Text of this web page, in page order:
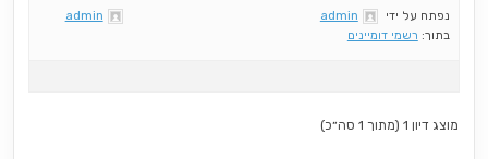
נפתח על ידי
admin
בתוך: רשמי דומיינים
admin
מוצג דיון 1 (מתוך 1 סה״כ)